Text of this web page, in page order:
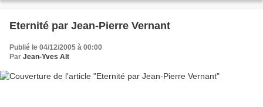
Eternité par Jean-Pierre Vernant
Publié le 04/12/2005 à 00:00
Par Jean-Yves Alt